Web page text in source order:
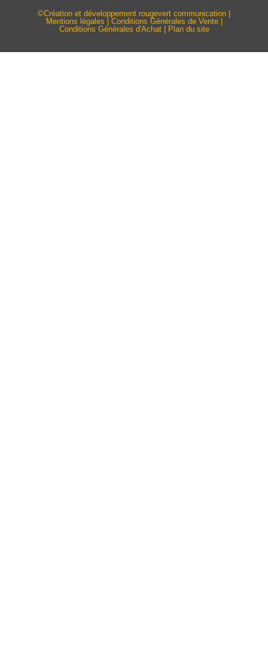
©Création et développement rougevert communication
Mentions légales
Conditions Générales de Vente|
Conditions Générales d'Achat| Plan du site